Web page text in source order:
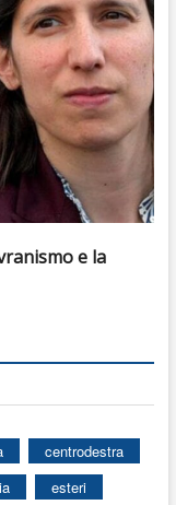
e la
centrodestra
esteri